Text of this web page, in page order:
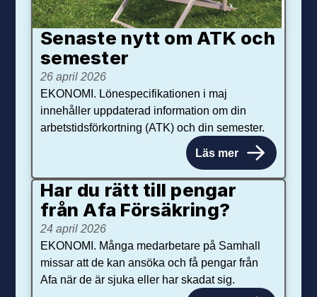
Senaste nytt om ATK och
se­mester
26 april 2026
EKONOMI. Lönespecifikationen i maj
innehåller uppdaterad information om din
arbetstidsförkortning (ATK) och din semester.
Läs mer
Har du rätt till pengar
från Afa Försäkring?
24 april 2026
EKONOMI. Många medarbetare på Samhall
missar att de kan ansöka och få pengar från
Afa när de är sjuka eller har skadat sig.